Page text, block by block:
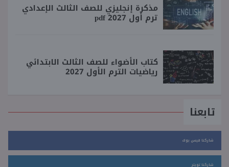
مذكرة إنجليزي للصف الثالث الإعدادي
ترم أول 2027 pdf
كتاب الأضواء للصف الثالث الابتدائي
رياضيات الترم الأول 2027
تابعنا
شاركنا فيس بوك
شاركنا تويتر